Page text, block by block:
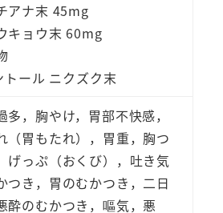
アナ末 45mg
キョウ末 60mg
ール ニクズク末
多，胸やけ，胃部不快感，
（胃もたれ），胃重，胸つ
げっぷ（おくび），吐き気
つき，胃のむかつき，二日
酔のむかつき，嘔気，悪